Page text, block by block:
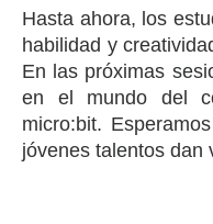
Hasta ahora, los
habilidad y
En las próximas
en el mundo del
micro:bit.
jóvenes talentos dan